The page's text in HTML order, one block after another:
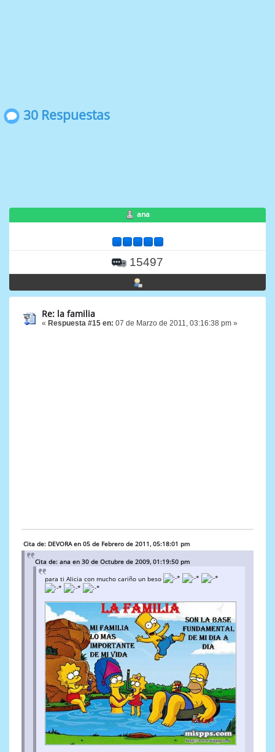
30 Respuestas
ana
15497
Re: la familia
« Respuesta #15 en: 07 de Marzo de 2011, 03:16:38 pm »
Cita de: DEVORA en 05 de Febrero de 2011, 05:18:01 pm
Cita de: ana en 30 de Octubre de 2009, 01:19:50 pm
para ti Alicia con mucho cariño un beso